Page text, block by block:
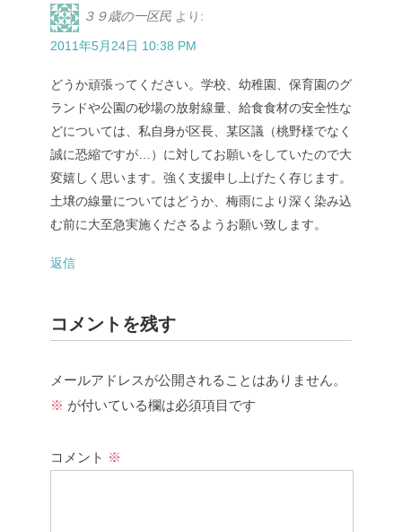
３９歳の一区民 より:
2011年5月24日 10:38 PM
どうか頑張ってください。学校、幼稚園、保育園のグ
ランドや公園の砂場の放射線量、給食食材の安全性な
どについては、私自身が区長、某区議（桃野様でなく
誠に恐縮ですが…）に対してお願いをしていたので大
変嬉しく思います。強く支援申し上げたく存じます。
土壌の線量についてはどうか、梅雨により深く染み込
む前に大至急実施くださるようお願い致します。
返信
コメントを残す
メールアドレスが公開されることはありません。
※ が付いている欄は必須項目です
コメント ※